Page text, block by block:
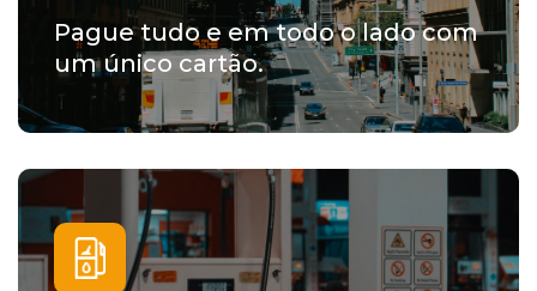
Pague tudo e em todo o lado com
um único cartão.